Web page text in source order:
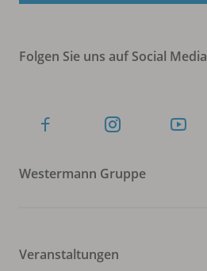
Folgen Sie uns auf Social Media
Westermann Gruppe
Veranstaltungen